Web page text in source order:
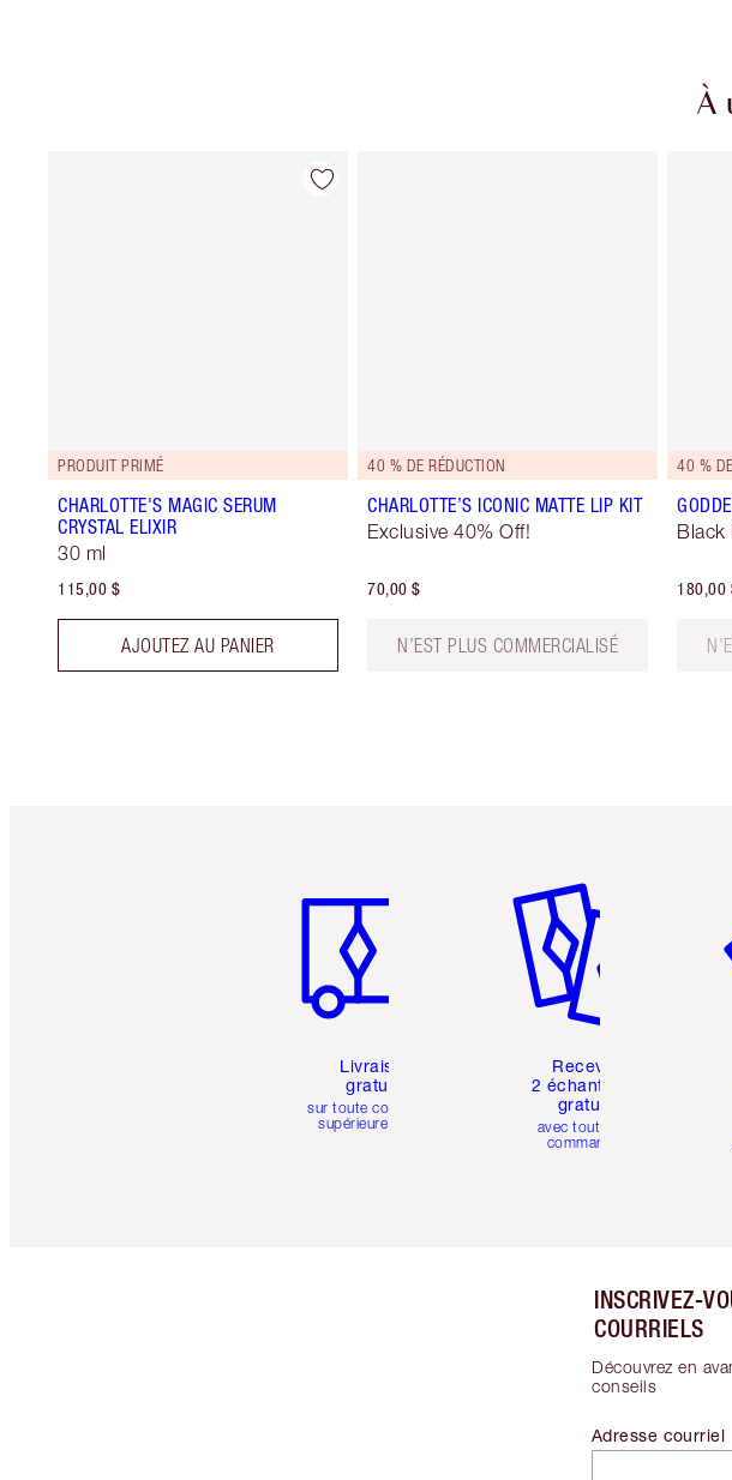
À
PRODUIT PRIMÉ
CHARLOTTE'S MAGIC SERUM
CRYSTAL ELIXIR
30 ml
115,00 $
AJOUTEZ AU PANIER
40 % DE RÉDUCTION
CHARLOTTE’S ICONIC MATTE LIP KIT
Exclusive 40% Off!
70,00 $
N’EST PLUS COMMERCIALISÉ
40 %
Black
180,00
Livraison
gratuite
sur toute commande
supérieure à 50 $
Recevez
2 échantillons
gratuits
avec toutes les
commandes
INSCRIVEZ-
COURRIELS
Découvrez en
conseils
Adresse courriel